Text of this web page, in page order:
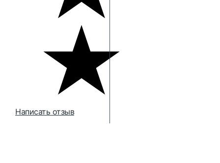
Написать отзыв